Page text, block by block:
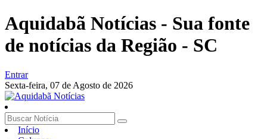
Aquidabã Notícias - Sua fonte
de notícias da Região - SC
Entrar
Sexta-feira, 07 de Agosto de 2026
Início